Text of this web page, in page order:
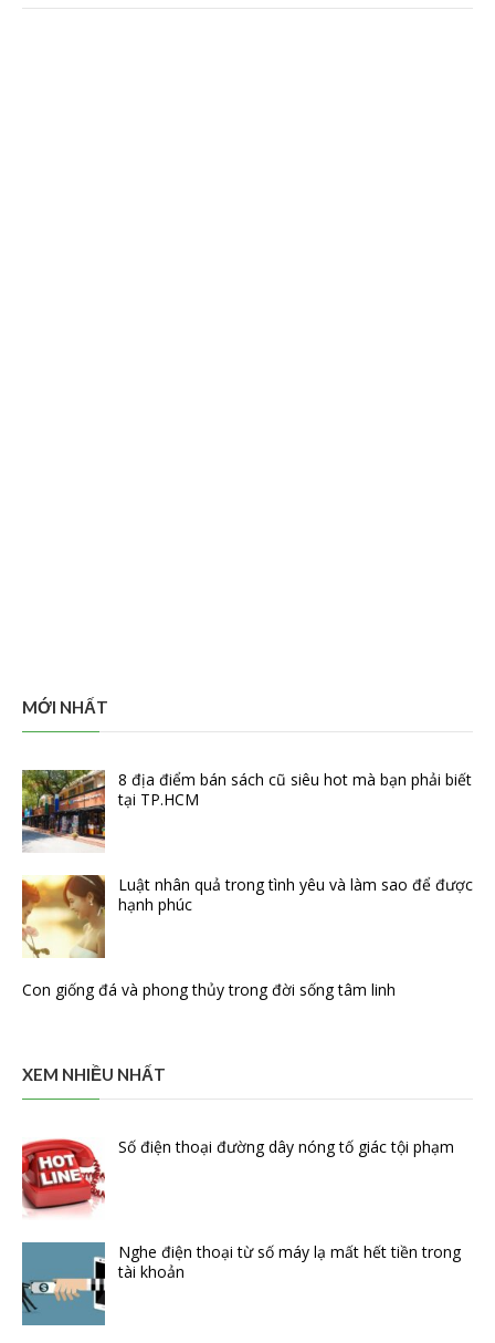
MỚI NHẤT
8 địa điểm bán sách cũ siêu hot mà bạn phải biết
tại TP.HCM
Luật nhân quả trong tình yêu và làm sao để được
hạnh phúc
Con giống đá và phong thủy trong đời sống tâm linh
XEM NHIỀU NHẤT
Số điện thoại đường dây nóng tố giác tội phạm
Nghe điện thoại từ số máy lạ mất hết tiền trong
tài khoản